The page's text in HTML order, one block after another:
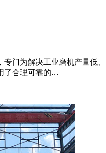
专门为解决工业磨机产量低
了合理可靠的…